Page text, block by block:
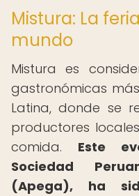
Mistura: La
mundo
Mistura es
gastronómicas
Latina, donde se
productores
comida. Este
Sociedad
(Apega), ha